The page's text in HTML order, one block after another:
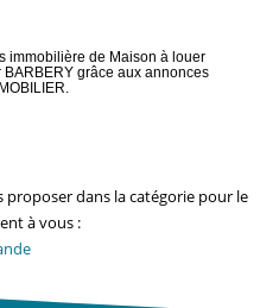
AGENCE
immobilière de Maison à louer
BARBERY grâce aux annonces
proposer dans la catégorie pour le
à vous :